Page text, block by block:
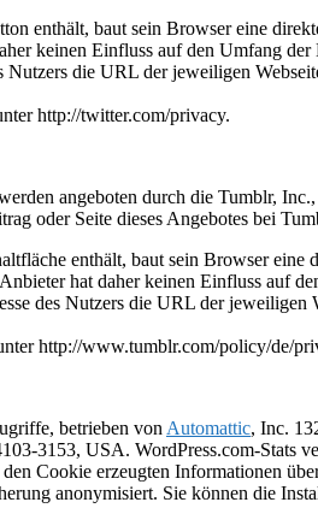
enthält, baut sein Browser eine
keinen Einfluss auf den Umfang
die URL der jeweiligen
http://twitter.com/privacy.
angeboten durch die Tumblr,
oder Seite dieses Angebotes bei
enthält, baut sein Browser
hat daher keinen Einfluss auf
des Nutzers die URL der
http://www.tumblr.com/policy/de/
betrieben von Automattic, Inc.
3153, USA. WordPress.com-Stats
Cookie erzeugten Informationen
anonymisiert. Sie können die